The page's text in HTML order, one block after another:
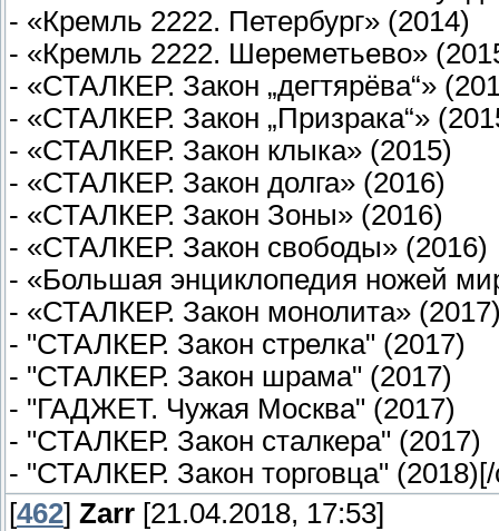
- «Кремль 2222. Петербург» (2014)
- «Кремль 2222. Шереметьево»
- «СТАЛКЕР. Закон „дегтярёва“»
- «СТАЛКЕР. Закон „Призрака“»
- «СТАЛКЕР. Закон клыка» (2015)
- «СТАЛКЕР. Закон долга» (2016)
- «СТАЛКЕР. Закон Зоны» (2016)
- «СТАЛКЕР. Закон свободы» (2016)
- «Большая энциклопедия ножей
- «СТАЛКЕР. Закон монолита»
- "СТАЛКЕР. Закон стрелка" (2017)
- "СТАЛКЕР. Закон шрама" (2017)
- "ГАДЖЕТ. Чужая Москва" (2017)
- "СТАЛКЕР. Закон сталкера" (2017)
- "СТАЛКЕР. Закон торговца"
[462] Zarr [21.04.2018, 17:53]